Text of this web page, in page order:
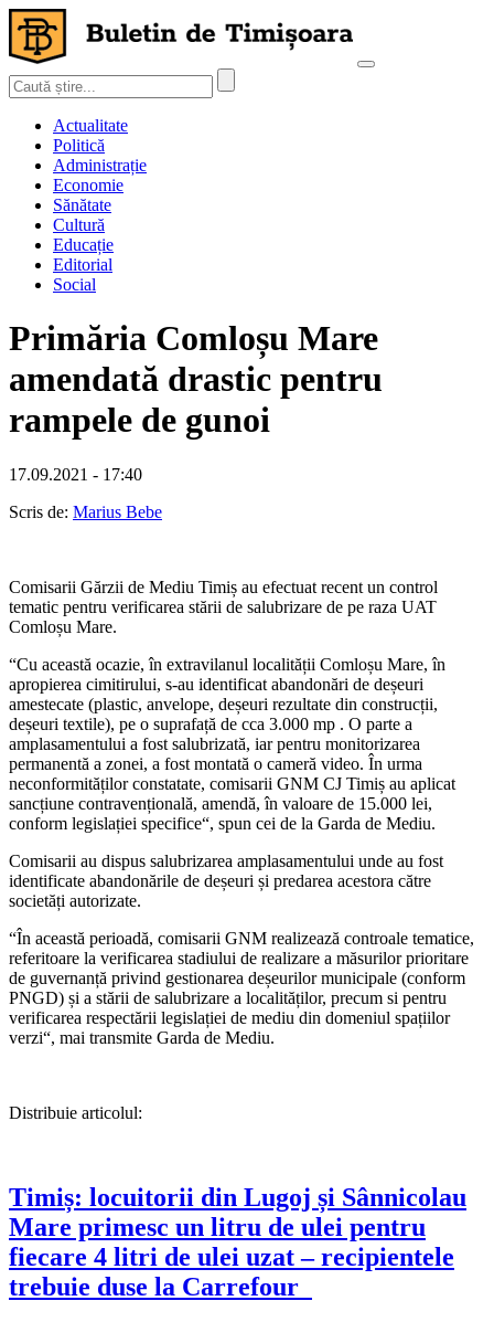
Actualitate
Politică
Administrație
Economie
Sănătate
Cultură
Educație
Editorial
Social
Primăria Comloșu Mare
amendată drastic pentru
rampele de gunoi
17.09.2021 - 17:40
Scris de: Marius Bebe
Comisarii Gărzii de Mediu Timiș au efectuat recent un control
tematic pentru verificarea stării de salubrizare de pe raza UAT
Comloșu Mare.
“Cu această ocazie, în extravilanul localității Comloșu Mare, în
apropierea cimitirului, s-au identificat abandonări de deșeuri
amestecate (plastic, anvelope, deșeuri rezultate din construcții,
deșeuri textile), pe o suprafață de cca 3.000 mp . O parte a
amplasamentului a fost salubrizată, iar pentru monitorizarea
permanentă a zonei, a fost montată o cameră video. În urma
neconformităților constatate, comisarii GNM CJ Timiș au aplicat
sancțiune contravențională, amendă, în valoare de 15.000 lei,
conform legislației specifice“, spun cei de la Garda de Mediu.
Comisarii au dispus salubrizarea amplasamentului unde au fost
identificate abandonările de deșeuri și predarea acestora către
societăți autorizate.
“În această perioadă, comisarii GNM realizează controale tematice,
referitoare la verificarea stadiului de realizare a măsurilor prioritare
de guvernanță privind gestionarea deșeurilor municipale (conform
PNGD) și a stării de salubrizare a localităților, precum si pentru
verificarea respectării legislației de mediu din domeniul spațiilor
verzi“, mai transmite Garda de Mediu.
Distribuie articolul:
Timiș: locuitorii din Lugoj și Sânnicolau
Mare primesc un litru de ulei pentru
fiecare 4 litri de ulei uzat – recipientele
trebuie duse la Carrefour